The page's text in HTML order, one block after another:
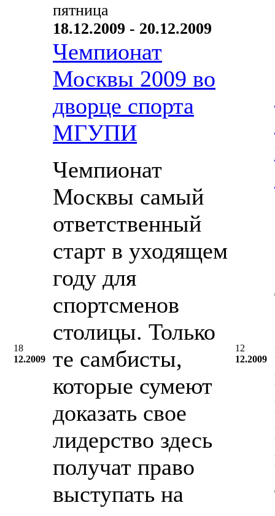
18
12.2009
пятница
18.12.2009 - 20.12.2009
Чемпионат
Москвы 2009 во
дворце спорта
МГУПИ
Чемпионат
Москвы самый
ответственный
старт в уходящем
году для
спортсменов
столицы. Только
те самбисты,
которые сумеют
доказать свое
лидерство здесь
получат право
выступать на
12
12.2009